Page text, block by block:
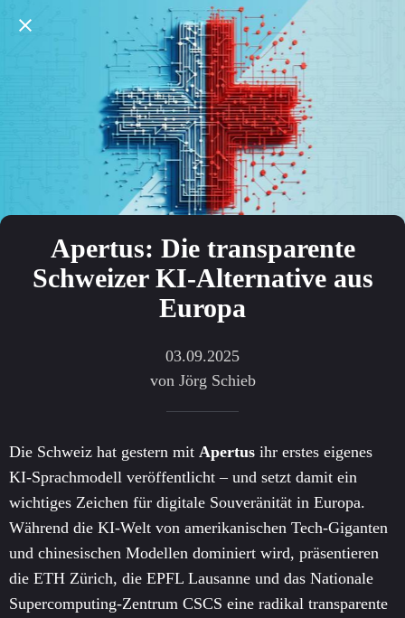
Apertus: Die transparente
Schweizer KI-Alternative aus
Europa
03.09.2025
von Jörg Schieb
Die Schweiz hat gestern mit Apertus ihr erstes eigenes
KI-Sprachmodell veröffentlicht – und setzt damit ein
wichtiges Zeichen für digitale Souveränität in Europa.
Während die KI-Welt von amerikanischen Tech-Giganten
und chinesischen Modellen dominiert wird, präsentieren
die ETH Zürich, die EPFL Lausanne und das Nationale
Supercomputing-Zentrum CSCS eine radikal transparente